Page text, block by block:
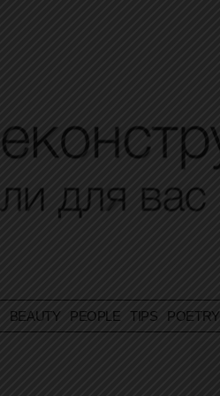
BEAUTY PEOPLE TIPS POETRY